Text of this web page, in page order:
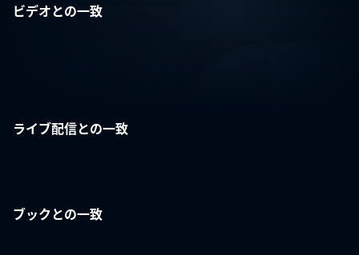
ビデオとの一致
ライブ配信との一致
ブックとの一致